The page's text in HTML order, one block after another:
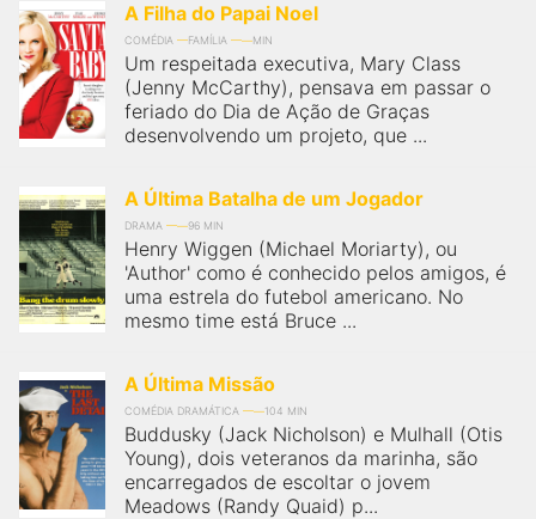
A Filha do Papai Noel
COMÉDIA FAMÍLIA MIN
Um respeitada executiva, Mary Class
(Jenny McCarthy), pensava em passar o
feriado do Dia de Ação de Graças
desenvolvendo um projeto, que ...
A Última Batalha de um Jogador
DRAMA 96 MIN
Henry Wiggen (Michael Moriarty), ou
'Author' como é conhecido pelos amigos, é
uma estrela do futebol americano. No
mesmo time está Bruce ...
A Última Missão
COMÉDIA DRAMÁTICA 104 MIN
Buddusky (Jack Nicholson) e Mulhall (Otis
Young), dois veteranos da marinha, são
encarregados de escoltar o jovem
Meadows (Randy Quaid) p...